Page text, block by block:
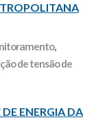
,
de tensão de
ENERGIA DA